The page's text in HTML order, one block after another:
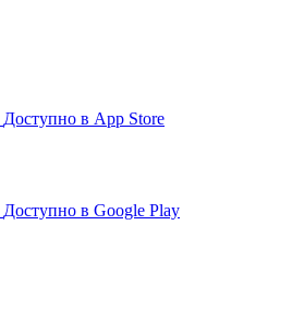
Доступно в App Store
Доступно в Google Play